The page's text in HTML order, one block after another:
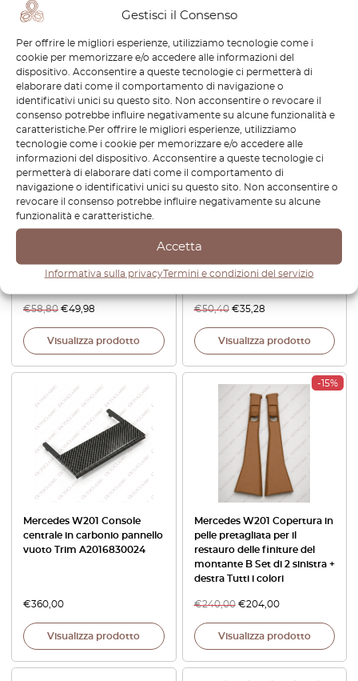
Gestisci il Consenso
Per offrire le migliori esperienze, utilizziamo tecnologie come i
cookie per memorizzare e/o accedere alle informazioni del
dispositivo. Acconsentire a queste tecnologie ci permetterà di
elaborare dati come il comportamento di navigazione o
identificativi unici su questo sito. Non acconsentire o revocare il
consenso potrebbe influire negativamente su alcune funzionalità e
caratteristiche.Per offrire le migliori esperienze, utilizziamo
tecnologie come i cookie per memorizzare e/o accedere alle
informazioni del dispositivo. Acconsentire a queste tecnologie ci
permetterà di elaborare dati come il comportamento di
navigazione o identificativi unici su questo sito. Non acconsentire o
revocare il consenso potrebbe influire negativamente su alcune
funzionalità e caratteristiche.
Accetta
Informativa sulla privacyTermini e condizioni del servizio
€240,00
Visualizza prodotto
€164,40
Visualizza prodotto
-15%
A2017200128 / A2017200228
€58,80 €49,98
Visualizza prodotto
destra Tutti i colori
€50,40 €35,28
Visualizza prodotto
Mercedes W201 Console
centrale in carbonio pannello
vuoto Trim A2016830024
€360,00
Visualizza prodotto
-15%
Mercedes W201 Copertura in
pelle pretagliata per il
restauro delle finiture del
montante B Set di 2 sinistra +
destra Tutti i colori
€240,00 €204,00
Visualizza prodotto